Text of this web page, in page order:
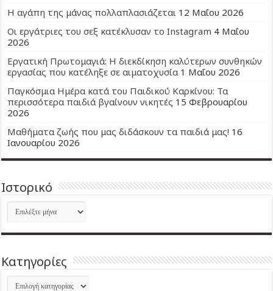
Η αγάπη της μάνας πολλαπλασιάζεται 12 Μαΐου 2026
Οι εργάτριες του σεξ κατέκλυσαν το Instagram 4 Μαΐου
2026
Εργατική Πρωτομαγιά: Η διεκδίκηση καλύτερων συνθηκών
εργασίας που κατέληξε σε αιματοχυσία 1 Μαΐου 2026
Παγκόσμια Ημέρα κατά του Παιδικού Καρκίνου: Τα
περισσότερα παιδιά βγαίνουν νικητές 15 Φεβρουαρίου
2026
Μαθήματα ζωής που μας διδάσκουν τα παιδιά μας! 16
Ιανουαρίου 2026
Ιστορικό
Ιστορικό
Kατηγορίες
Kατηγορίες